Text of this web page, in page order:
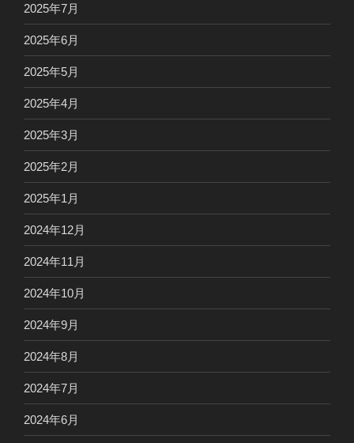
2025年7月
2025年6月
2025年5月
2025年4月
2025年3月
2025年2月
2025年1月
2024年12月
2024年11月
2024年10月
2024年9月
2024年8月
2024年7月
2024年6月